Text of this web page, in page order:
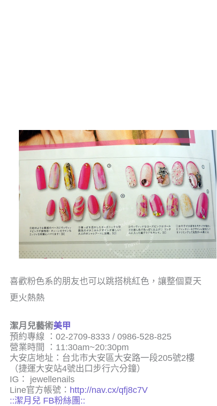
喜歡粉色系的朋友也可以跳搭桃紅色，讓整個夏天
更火熱熱
潔月兒藝術美甲
預約專線 ：02-2709-8333 / 0986-528-825
營業時間 ：11:30am~20:30pm
大安店地址：台北市大安區大安路一段205號2樓
（捷運大安站4號出口步行六分鐘）
IG： jewellenails
Line官方帳號： http://nav.cx/qfj8c7V
::潔月兒 FB粉絲團::